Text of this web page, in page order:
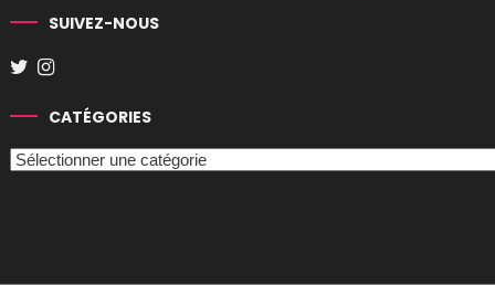
SUIVEZ-NOUS
CATÉGORIES
Catégories